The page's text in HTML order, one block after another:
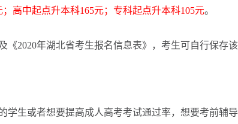
高中起点升本科165元；专科起点升本科105元。
《2020年湖北省考生报名信息表》，考生可自行保存该
学生或者想要提高成人高考考试通过率，想要考前辅导